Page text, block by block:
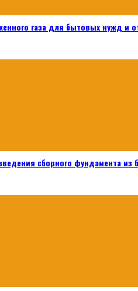
газа для бытовых нужд и
сборного фундамента